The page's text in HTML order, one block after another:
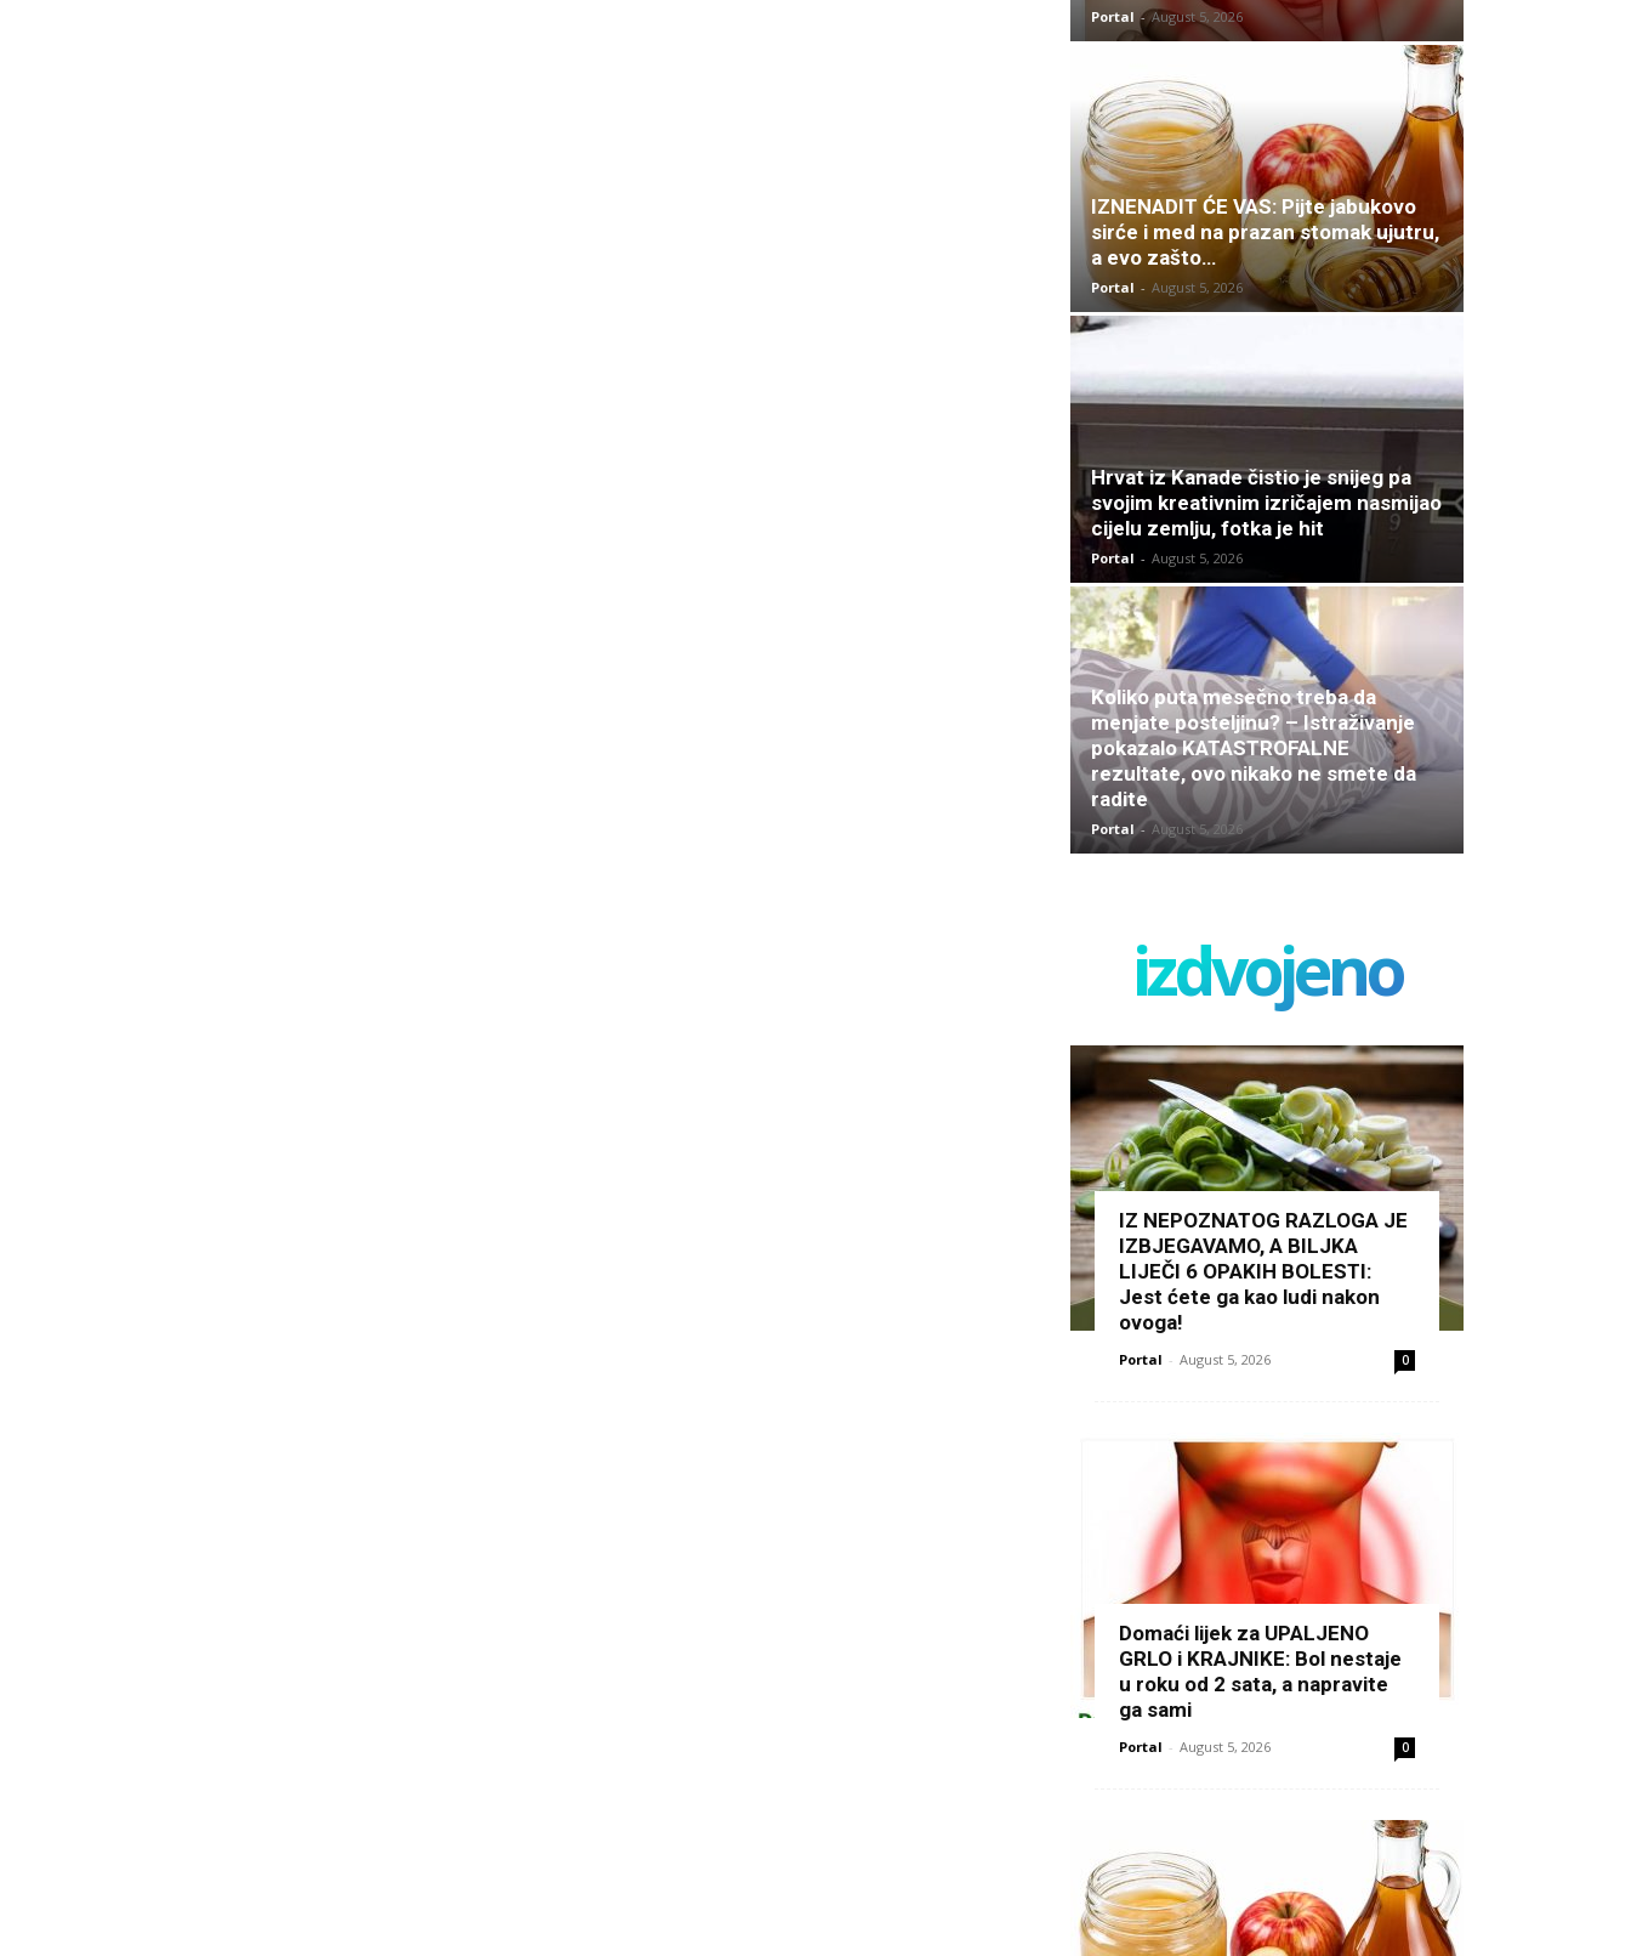
Portal - August 5, 2026
IZNENADIT ĆE VAS: Pijte jabukovo
sirće i med na prazan stomak ujutru,
a evo zašto…
Portal - August 5, 2026
Hrvat iz Kanade čistio je snijeg pa
svojim kreativnim izričajem nasmijao
cijelu zemlju, fotka je hit
Portal - August 5, 2026
Koliko puta mesečno treba da
menjate posteljinu? – Istraživanje
pokazalo KATASTROFALNE
rezultate, ovo nikako ne smete da
radite
Portal - August 5, 2026
izdvojeno
IZ NEPOZNATOG RAZLOGA JE
IZBJEGAVAMO, A BILJKA
LIJEČI 6 OPAKIH BOLESTI:
Jest ćete ga kao ludi nakon
ovoga!
Portal - August 5, 2026 0
Domaći lijek za UPALJENO
GRLO i KRAJNIKE: Bol nestaje
u roku od 2 sata, a napravite
ga sami
Portal - August 5, 2026 0